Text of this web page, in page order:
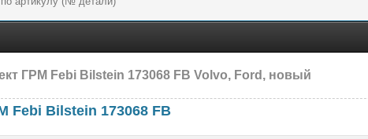
ГРМ Febi Bilstein 173068 FB Volvo, Ford, новый
Febi Bilstein 173068 FB